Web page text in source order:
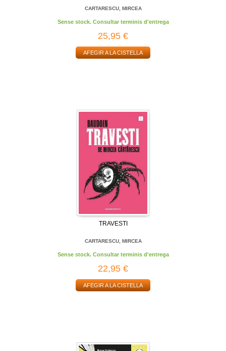
CARTARESCU, MIRCEA
Sense stock. Consultar terminis d'entrega
25,95 €
AFEGIR A LA CISTELLA
TRAVESTI
CARTARESCU, MIRCEA
Sense stock. Consultar terminis d'entrega
22,95 €
AFEGIR A LA CISTELLA